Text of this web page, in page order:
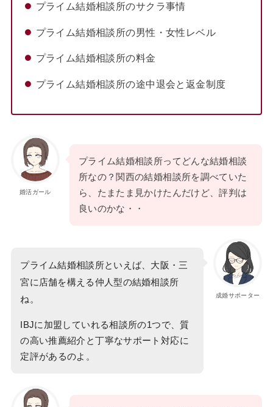
プライム結婚相談所のサクラ事情
プライム結婚相談所の男性・女性レベル
プライム結婚相談所の料金
プライム結婚相談所の途中退会と返金制度
婚活ガール
プライム結婚相談所ってどんな結婚相談
所なの？関西の結婚相談所を調べていた
ら、たまたま見かけたんだけど、評判は
良いのかな・・
成婚サポーター
プライム結婚相談所といえば、大阪・三
宮に店舗を構える仲人型の結婚相談所
ね。
IBJに加盟していれる相談所の1つで、質
の高い推薦紹介と丁寧なサポート対応に
定評があるのよ。